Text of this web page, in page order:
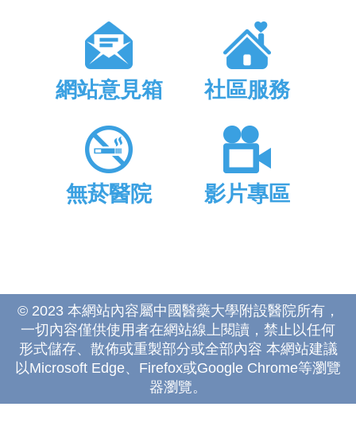
網站意見箱 社區服務
無菸醫院 影片專區
© 2023 本網站內容屬中國醫藥大學附設醫院所有，
一切內容僅供使用者在網站線上閱讀，禁止以任何
形式儲存、散佈或重製部分或全部內容 本網站建議
以Microsoft Edge、Firefox或Google Chrome等瀏覽
器瀏覽。